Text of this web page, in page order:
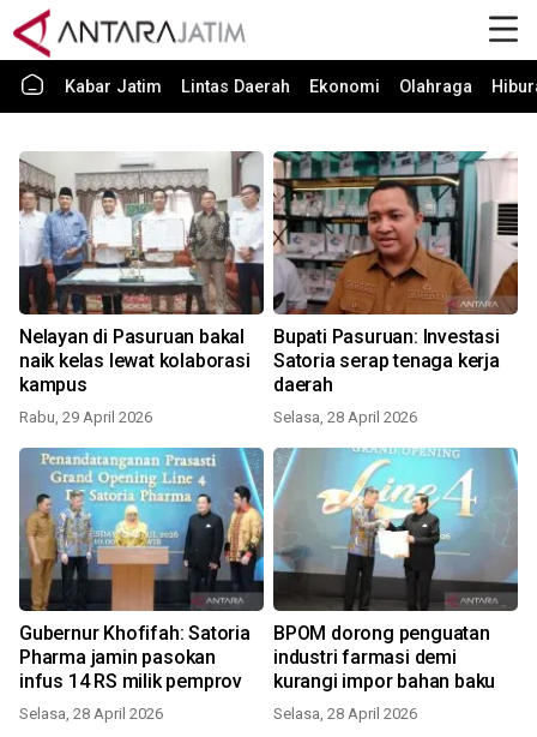
Kabar Jatim Lintas Daerah Ekonomi Olahraga
Nelayan di Pasuruan bakal
naik kelas lewat kolaborasi
kampus
Rabu, 29 April 2026
Bupati Pasuruan: Investasi
Satoria serap tenaga kerja
daerah
Selasa, 28 April 2026
Gubernur Khofifah: Satoria
Pharma jamin pasokan
infus 14 RS milik pemprov
Selasa, 28 April 2026
BPOM dorong penguatan
industri farmasi demi
kurangi impor bahan baku
Selasa, 28 April 2026